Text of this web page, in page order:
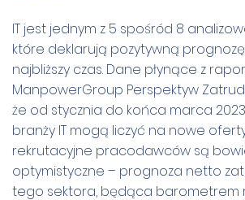
IT jest jednym z 5 spośród 8
które deklarują pozytywną
najbliższy czas. Dane płynące z
ManpowerGroup Perspektyw
że od stycznia do końca marca
branży IT mogą liczyć na nowe
rekrutacyjne pracodawców są
optymistyczne – prognoza netto
tego sektora, będąca barometrem